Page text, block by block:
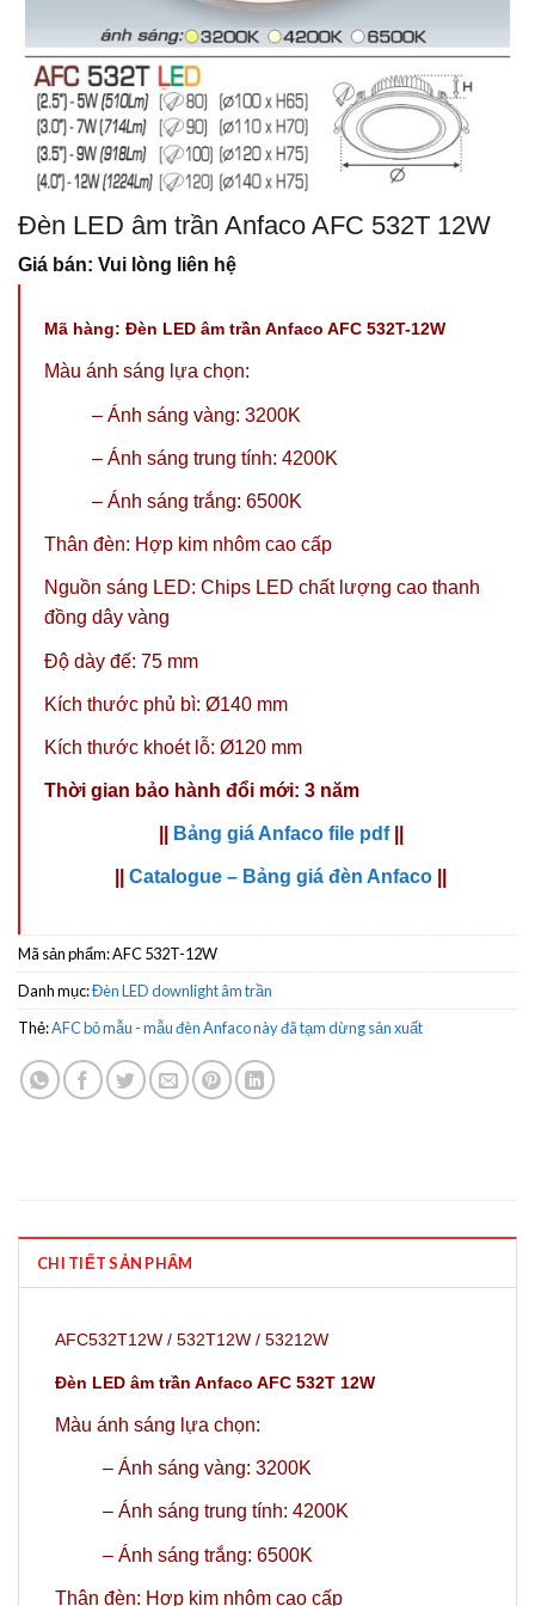
Đèn LED âm trần Anfaco AFC 532T 12W
Giá bán: Vui lòng liên hệ
Mã hàng: Đèn LED âm trần Anfaco AFC 532T-12W
Màu ánh sáng lựa chọn:
– Ánh sáng vàng: 3200K
– Ánh sáng trung tính: 4200K
– Ánh sáng trắng: 6500K
Thân đèn: Hợp kim nhôm cao cấp
Nguồn sáng LED: Chips LED chất lượng cao thanh
đồng dây vàng
Độ dày đế: 75 mm
Kích thước phủ bì: Ø140 mm
Kích thước khoét lỗ: Ø120 mm
Thời gian bảo hành đổi mới: 3 năm
Bảng giá Anfaco file pdf
Catalogue – Bảng giá đèn Anfaco
Mã sản phẩm:AFC 532T-12W
Danh mục:Đèn LED downlight âm trần
Thẻ:AFC bỏ mẫu - mẫu đèn Anfaco này đã tạm dừng sản xuất
CHI TIẾT SẢN PHẨM
AFC532T12W / 532T12W / 53212W
Đèn LED âm trần Anfaco AFC 532T 12W
Màu ánh sáng lựa chọn:
– Ánh sáng vàng: 3200K
– Ánh sáng trung tính: 4200K
– Ánh sáng trắng: 6500K
Thân đèn: Hợp kim nhôm cao cấp